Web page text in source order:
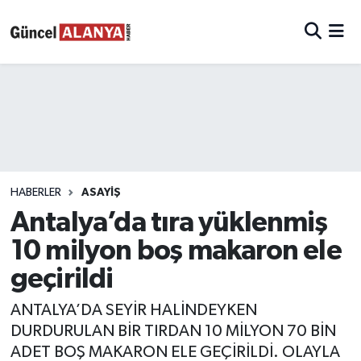
HABERLER ASAYIŞ
Antalya’da tıra yüklenmiş
10 milyon boş makaron ele
geçirildi
ANTALYA’DA SEYİR HALİNDEYKEN
DURDURULAN BİR TIRDAN 10 MİLYON 70 BİN
ADET BOŞ MAKARON ELE GEÇİRİLDİ. OLAYLA